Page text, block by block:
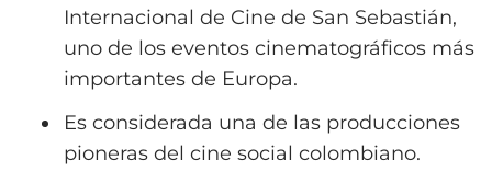
Internacional de Cine de San Sebastián,
uno de los eventos cinematográficos más
importantes de Europa.
Es considerada una de las producciones
pioneras del cine social colombiano.